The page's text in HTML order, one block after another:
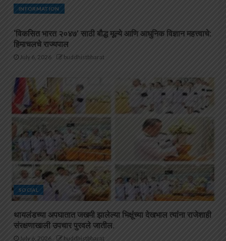
INFORMATION
‘विकसित भारत २०४७’ साठी बौद्ध मूल्ये आणि आधुनिक विज्ञान महत्त्वाचे:
हिमाचलचे राज्यपाल
July 6, 2026 buddhistbharat
SOCIAL
थायलंडच्या अपघातात जखमी झालेल्या भिक्षूंच्या देखभाल त्यांना राजेशाही
संरक्षणाखाली उपचार पुरवले जातील.
July 6, 2026 buddhistbharat